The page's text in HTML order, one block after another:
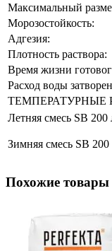
Максимальный
Морозостойкость:
Адгезия:
Плотность раствора:
Время жизни
Расход воды
Летняя смесь SB 200
Зимняя смесь SB 200
Похожие товары